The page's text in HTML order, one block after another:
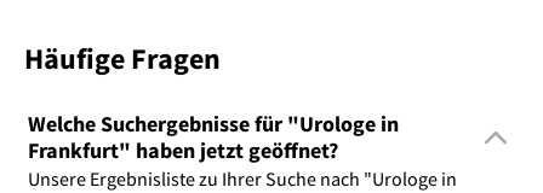
Häufige Fragen
Welche Suchergebnisse für "Urologe in
Frankfurt" haben jetzt geöffnet?
Unsere Ergebnisliste zu Ihrer Suche nach "Urologe in